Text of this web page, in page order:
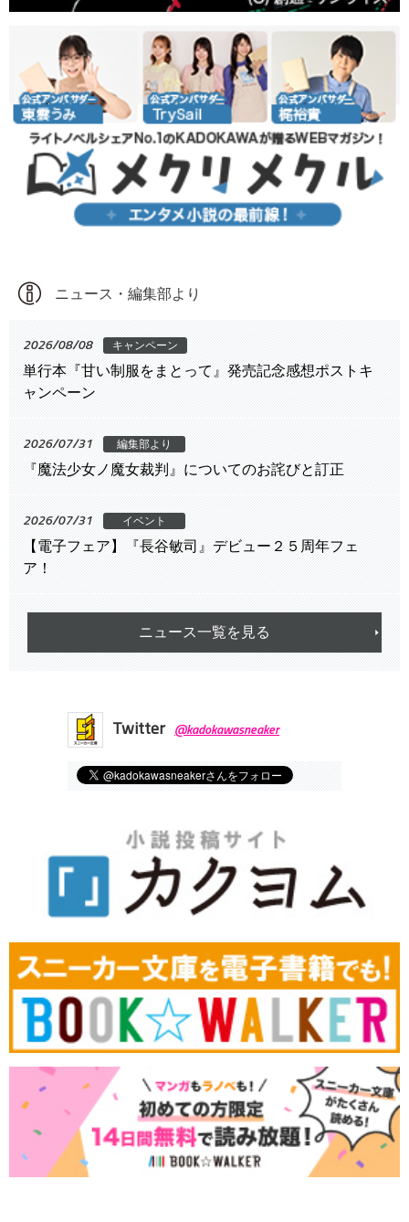
ニュース・編集部より
2026/08/08 キャンペーン
単行本『甘い制服をまとって』発売記念感想ポストキ
ャンペーン
2026/07/31 編集部より
『魔法少女ノ魔女裁判』についてのお詫びと訂正
2026/07/31 イベント
【電子フェア】『長谷敏司』デビュー２５周年フェ
ア！
ニュース一覧を見る
Twitter @kadokawasneaker